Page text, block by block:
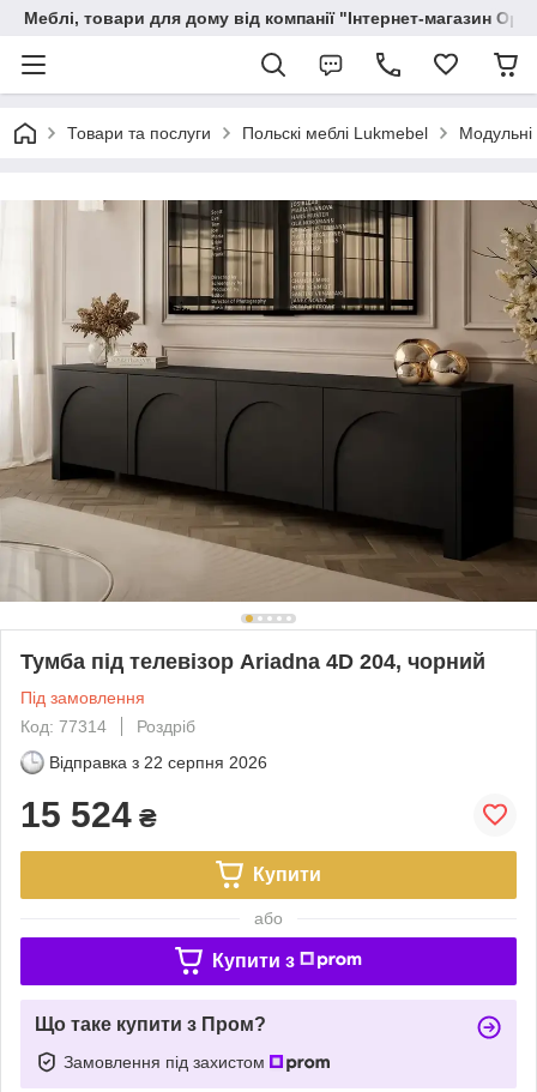
Меблі, товари для дому від компанії "Інтернет-магазин
Товари та послуги Польскі меблі Lukmebel
Тумба під телевізор Ariadna 4D 204, чорний
Під замовлення
Код: 77314
Роздріб
Відправка з 22 серпня 2026
15 524 ₴
Купити
або
Купити з
Що таке купити з Пром?
Замовлення під захистом